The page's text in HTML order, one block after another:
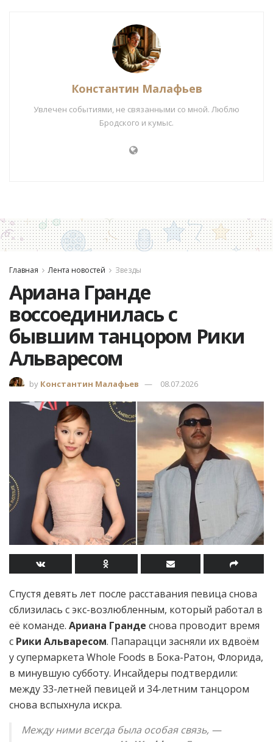
Константин Малафьев
Увлечен событиями, не связанными со мной. Люблю
Бродского и кумыс.
Главная Лента новостей Звезды
Ариана Гранде
воссоединилась с
бывшим танцором Рики
Альваресом
by Константин Малафьев 08.07.2026
Спустя девять лет после расставания певица снова
сблизилась с экс-возлюбленным, который работал в
её команде. Ариана Гранде снова проводит время
с Рики Альваресом. Папарацци засняли их вдвоём
у супермаркета Whole Foods в Бока-Ратон, Флорида,
в минувшую субботу. Инсайдеры подтвердили:
между 33-летней певицей и 34-летним танцором
снова вспыхнула искра.
Между ними всегда была особая связь, —